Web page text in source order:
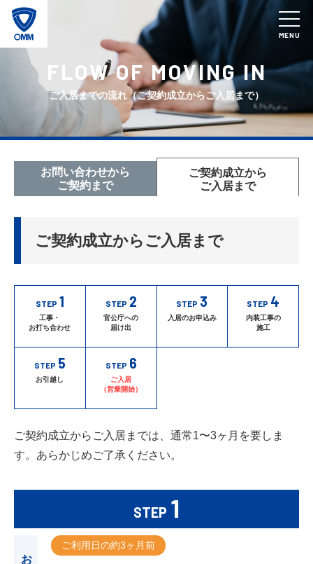
MENU
FLOW OF MOVING IN
ご入居までの流れ（ご契約成立からご入居まで）
お問い合わせから
ご契約まで
ご契約成立から
ご入居まで
ご契約成立からご入居まで
STEP 1
工事・
お打ち合わせ
STEP 2
官公庁への
届け出
STEP 3
入居のお申込み
STEP 4
内装工事の
施工
STEP 5
お引越し
STEP 6
ご入居
（営業開始）
ご契約成立からご入居までは、通常1〜3ヶ月を要しま
す。あらかじめご了承ください。
STEP 1
お客様
ご利用日の約3ヶ月前